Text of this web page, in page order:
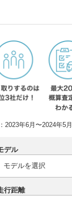
年6月〜2024年5月
デル
行距離